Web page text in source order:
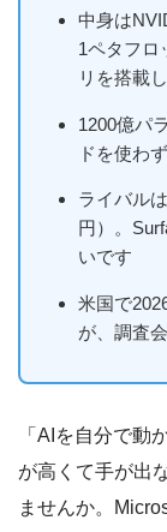
中身は
1ペタフロ
リを搭載
1200億パ
ドを使わ
ライバル
円）。
いです
米国で
が、調査
「AIを自分で動
が高くて手が出
ませんか。